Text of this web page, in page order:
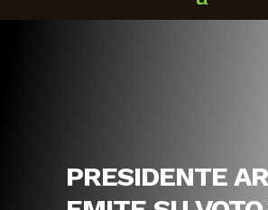
PRESIDENTE